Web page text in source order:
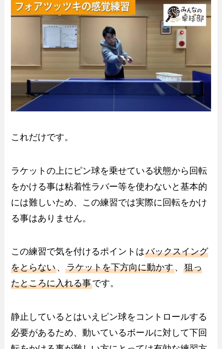
これだけです。
ラケットの上にピン球を乗せている状態から回転
をかける事は粘着性ラバー等を使わないと基本的
には難しいため、この練習では実際に回転をかけ
る事はありません。
この練習で気を付けるポイントはバックスイング
をとらない、ラケットを下方向に動かす、狙っ
たところに入れる事です。
静止しているとはいえピン球をコントロールする
必要があるため、動いているボールに対して下回